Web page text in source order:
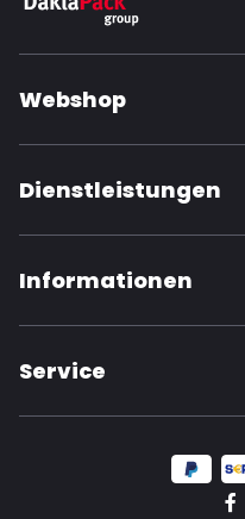
Webshop
Dienstleistungen
Informationen
Service